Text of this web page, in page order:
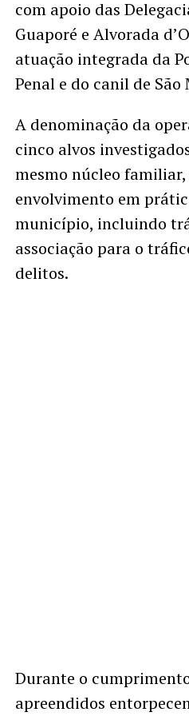
com apoio das
Guaporé e Alvorada
atuação integrada da
Penal e do canil de
A denominação da
cinco alvos
mesmo núcleo
envolvimento em
município, incluindo
associação para o
delitos.
Durante o
apreendidos